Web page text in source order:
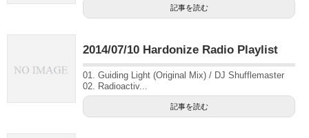
記事を読む
2014/07/10 Hardonize Radio Playlist
01. Guiding Light (Original Mix) / DJ Shufflemaster
02. Radioactiv...
記事を読む